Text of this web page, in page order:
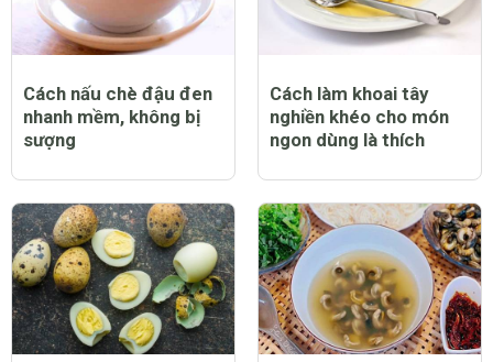
Cách nấu chè đậu đen
nhanh mềm, không bị
sượng
Cách làm khoai tây
nghiền khéo cho món
ngon dùng là thích